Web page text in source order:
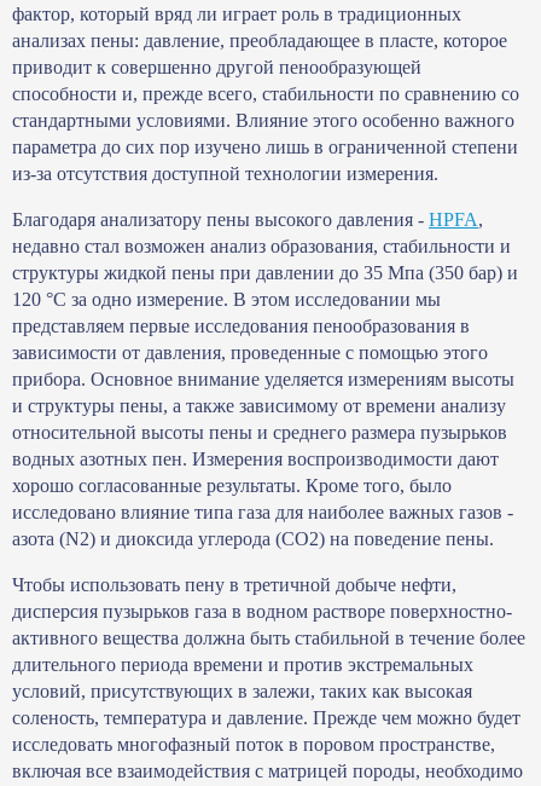
фактор, который вряд ли играет роль в традиционных
анализах пены: давление, преобладающее в пласте, которое
приводит к совершенно другой пенообразующей
способности и, прежде всего, стабильности по сравнению со
стандартными условиями. Влияние этого особенно важного
параметра до сих пор изучено лишь в ограниченной степени
из-за отсутствия доступной технологии измерения.
Благодаря анализатору пены высокого давления - HPFA,
недавно стал возможен анализ образования, стабильности и
структуры жидкой пены при давлении до 35 Мпа (350 бар) и
120 °C за одно измерение. В этом исследовании мы
представляем первые исследования пенообразования в
зависимости от давления, проведенные с помощью этого
прибора. Основное внимание уделяется измерениям высоты
и структуры пены, а также зависимому от времени анализу
относительной высоты пены и среднего размера пузырьков
водных азотных пен. Измерения воспроизводимости дают
хорошо согласованные результаты. Кроме того, было
исследовано влияние типа газа для наиболее важных газов -
азота (N2) и диоксида углерода (CO2) на поведение пены.
Чтобы использовать пену в третичной добыче нефти,
дисперсия пузырьков газа в водном растворе поверхностно-
активного вещества должна быть стабильной в течение более
длительного периода времени и против экстремальных
условий, присутствующих в залежи, таких как высокая
соленость, температура и давление. Прежде чем можно будет
исследовать многофазный поток в поровом пространстве,
включая все взаимодействия с матрицей породы, необходимо